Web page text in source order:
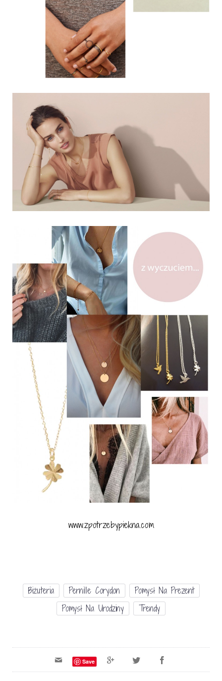
www.zpotrzebypiekna.com
Biżuteria Pernille Corydon
Pomysł Na Prezent
Pomysł Na Urodziny
Trendy
Save